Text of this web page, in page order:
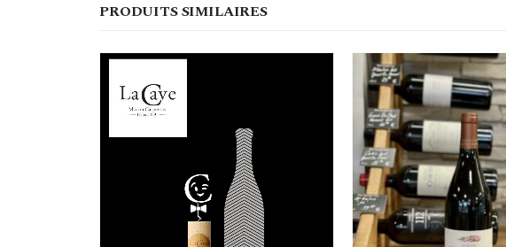
PRODUITS SIMILAIRES